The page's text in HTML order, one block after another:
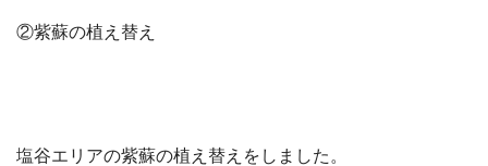
②紫蘇の植え替え
塩谷エリアの紫蘇の植え替えをしました。